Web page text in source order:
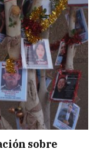
sobre